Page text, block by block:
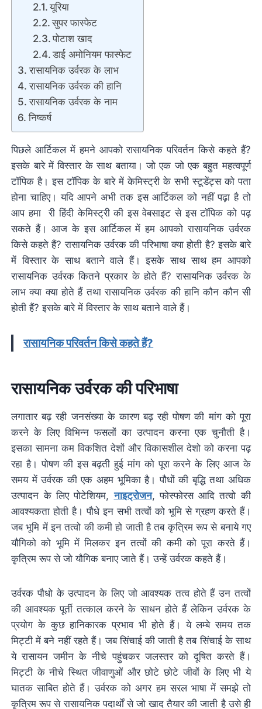
यूरिया
सुपर फास्फेट
पोटाश खाद
डाई अमोनियम फास्फेट
रासायनिक उर्वरक के लाभ
रासायनिक उर्वरक की हानि
रासायनिक उर्वरक के नाम
निष्कर्ष
पिछले आर्टिकल में हमने आपको रासायनिक परिवर्तन किसे कहते हैं?
इसके बारे में विस्तार के साथ बताया। जो एक जो एक बहुत महत्वपूर्ण
टॉपिक है। इस टॉपिक के बारे में केमिस्ट्री के सभी स्टूडेंट्स को पता
होना चाहिए। यदि आपने अभी तक इस आर्टिकल को नहीं पढ़ा है तो
आप हमा री हिंदी केमिस्ट्री की इस वेबसाइट से इस टॉपिक को पढ़
सकते हैं। आज के इस आर्टिकल में हम आपको रासायनिक उर्वरक
किसे कहते हैं? रासायनिक उर्वरक की परिभाषा क्या होती है? इसके बारे
में विस्तार के साथ बताने वाले हैं। इसके साथ साथ हम आपको
रासायनिक उर्वरक कितने प्रकार के होते हैं? रासायनिक उर्वरक के
लाभ क्या क्या होते हैं तथा रासायनिक उर्वरक की हानि कौन कौन सी
होती हैं? इसके बारे में विस्तार के साथ बताने वाले हैं।
रासायनिक परिवर्तन किसे कहते हैं?
रासायनिक उर्वरक की परिभाषा
लगातार बढ़ रही जनसंख्या के कारण बढ़ रही पोषण की मांग को पूरा
करने के लिए विभिन्न फसलों का उत्पादन करना एक चुनौती है।
इसका सामना कम विकशित देशों और विकासशील देशो को करना पढ़
रहा है। पोषण की इस बढ़ती हुई मांग को पूरा करने के लिए आज के
समय में उर्वरक की एक अहम भूमिका है। पौधों की बृद्धि तथा अधिक
उत्पादन के लिए पोटेशियम,नाइट्रोजन, फोस्फोरस आदि तत्वो की
आवश्यकता होती है। पौधे इन सभी तत्वों को भूमि से ग्रहण करते हैं।
जब भूमि में इन तत्वो की कमी हो जाती है तब कृत्रिम रूप से बनाये गए
यौगिको को भूमि में मिलकर इन तत्वों की कमी को पूरा करते हैं।
कृत्रिम रूप से जो यौगिक बनाए जाते हैं। उन्हें उर्वरक कहते हैं।
उर्वरक पौधो के उत्पादन के लिए जो आवश्यक तत्व होते हैं उन तत्वों
की आवश्यक पूर्ती तत्काल करने के साधन होते हैं लेकिन उर्वरक के
प्रयोग के कुछ हानिकारक प्रभाव भी होते हैं। ये लम्बे समय तक
मिट्टी में बने नहीं रहते हैं। जब सिंचाई की जाती है तब सिंचाई के साथ
ये रासायन जमीन के नीचे पहुंचकर जलस्तर को दूषित करते हैं।
मिट्टी के नीचे स्थित जीवाणुओं और छोटे छोटे जीवों के लिए भी ये
घातक साबित होते हैं। उर्वरक को अगर हम सरल भाषा में समझे तो
कृत्रिम रूप से रासायनिक पदार्थों से जो खाद तैयार की जाती है उसे ही